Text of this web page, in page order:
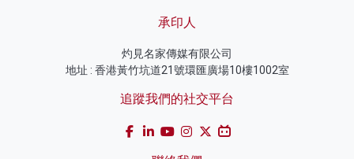
承印人
灼見名家傳媒有限公司
地址 : 香港黃竹坑道21號環匯廣場10樓1002室
追蹤我們的社交平台